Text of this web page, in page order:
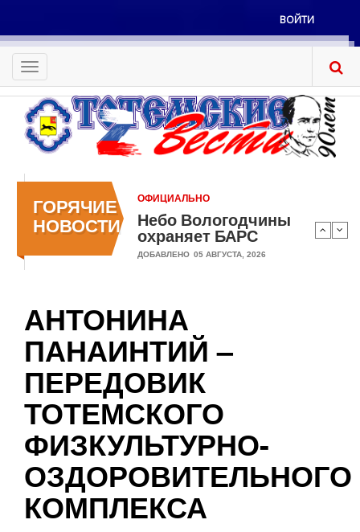
основному
содержанию
Меню
учётной
записи
пользователя
ВОЙТИ
Toggle
navigation
ГОРЯЧИЕ
НОВОСТИ
ОФИЦИАЛЬНО
Небо Вологодчины
охраняет БАРС
ДОБАВЛЕНО 05 АВГУСТА, 2026
АНТОНИНА
ПАНАИНТИЙ –
ПЕРЕДОВИК
ТОТЕМСКОГО
ФИЗКУЛЬТУРНО-
ОЗДОРОВИТЕЛЬНОГО
КОМПЛЕКСА